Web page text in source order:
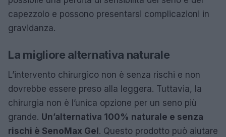
capezzolo e possono presentarsi complicazioni in
gravidanza.
La migliore alternativa naturale
L’intervento chirurgico non è senza rischi e non
dovrebbe essere preso alla leggera. Tuttavia, la
chirurgia non è l’unica opzione per un seno più
grande. Un’alternativa 100% naturale e senza
rischi è SenoMax Gel . Questo prodotto può aiutare